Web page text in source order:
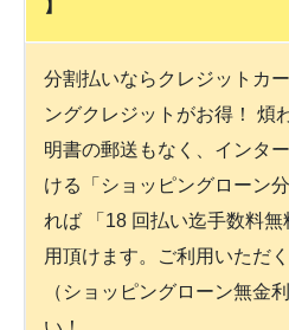
】
分割払いならクレジットカ
ングクレジットがお得！ 煩
明書の郵送もなく、インタ
ける「ショッピングローン
れば 「18 回払い迄手数料無
用頂けます。ご利用いただ
（ショッピングローン無金